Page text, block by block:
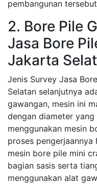
pembangunan
2. Bore Pile
Jasa Bore
Jakarta
Jenis Survey Jasa
Selatan selanjutnya
gawangan, mesin ini
dengan diameter
menggunakan mesin
proses pengerjaannya
mesin bore pile mini
bagian sasis serta
menggunakan alat